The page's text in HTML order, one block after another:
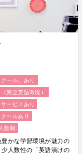
ール」あり
完全英語環境）
ービスあり
ールあり
数制
かな学習環境が魅力の
少人数性の「英語漬けの